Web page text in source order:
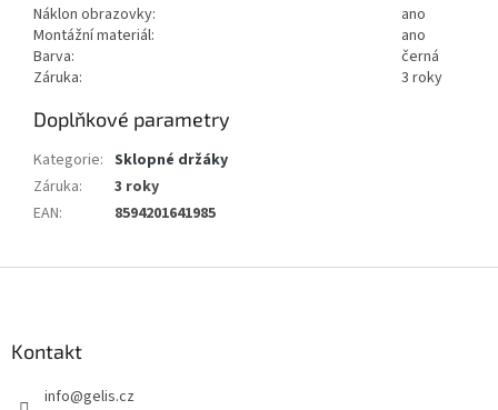
Náklon obrazovky:
ano
Montážní materiál:
ano
Barva:
černá
Záruka:
3 roky
Doplňkové parametry
Kategorie: Sklopné držáky
Záruka:
3 roky
EAN: 8594201641985
Kontakt
info@gelis.cz